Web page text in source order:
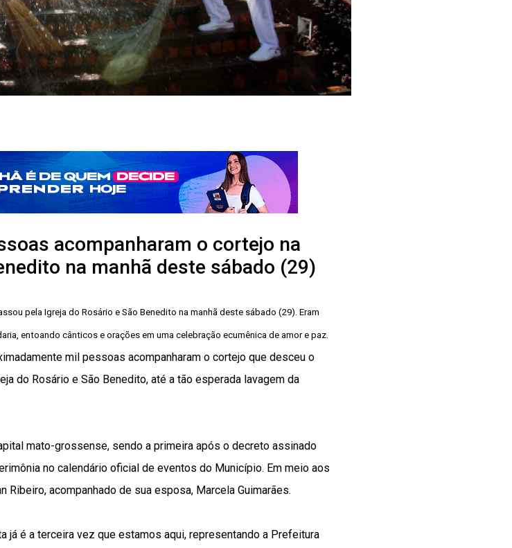
acompanharam o cortejo na
na manhã deste sábado (29)
pela Igreja do Rosário e São Benedito na manhã deste sábado (29). Eram
entoando cânticos e orações em uma celebração ecumênica de amor e paz.
mil pessoas acompanharam o cortejo que desceu o
do Rosário e São Benedito, até a tão esperada lavagem da
mato-grossense, sendo a primeira após o decreto assinado
no calendário oficial de eventos do Município. Em meio aos
acompanhado de sua esposa, Marcela Guimarães.
já é a terceira vez que estamos aqui, representando a Prefeitura